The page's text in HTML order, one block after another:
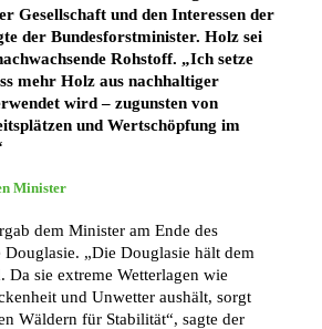
Gesellschaft und den Interessen der
der Bundesforstminister. Holz sei
Rohstoff. „Ich setze
mehr Holz aus nachhaltiger
wird – zugunsten von
und Wertschöpfung im
Minister
dem Minister am Ende des
Douglasie. „Die Douglasie hält dem
Da sie extreme Wetterlagen wie
und Unwetter aushält, sorgt
Wäldern für Stabilität“, sagte der